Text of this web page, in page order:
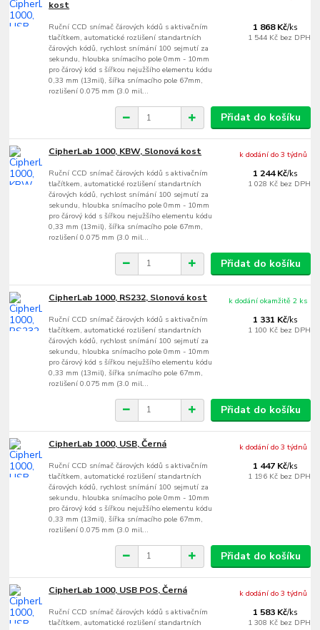
kost
Ruční CCD snímač čárových kódů s aktivačním
tlačítkem, automatické rozlišení standartních
čárových kódů, rychlost snímání 100 sejmutí za
sekundu, hloubka snímacího pole 0mm - 10mm
pro čárový kód s šířkou nejužšího elementu kódu
0,33 mm (13mil), šířka snímacího pole 67mm,
rozlišení 0.075 mm (3.0 mil...
1 868 Kč/ks
1 544 Kč bez DPH
Přidat do košíku
CipherLab 1000, KBW, Slonová kost
Ruční CCD snímač čárových kódů s aktivačním
tlačítkem, automatické rozlišení standartních
čárových kódů, rychlost snímání 100 sejmutí za
sekundu, hloubka snímacího pole 0mm - 10mm
pro čárový kód s šířkou nejužšího elementu kódu
0,33 mm (13mil), šířka snímacího pole 67mm,
rozlišení 0.075 mm (3.0 mil...
1 244 Kč/ks
1 028 Kč bez DPH
k dodání do 3 týdnů
Přidat do košíku
CipherLab 1000, RS232, Slonová kost
Ruční CCD snímač čárových kódů s aktivačním
tlačítkem, automatické rozlišení standartních
čárových kódů, rychlost snímání 100 sejmutí za
sekundu, hloubka snímacího pole 0mm - 10mm
pro čárový kód s šířkou nejužšího elementu kódu
0,33 mm (13mil), šířka snímacího pole 67mm,
rozlišení 0.075 mm (3.0 mil...
1 331 Kč/ks
1 100 Kč bez DPH
k dodání okamžitě 2 ks
Přidat do košíku
CipherLab 1000, USB, Černá
Ruční CCD snímač čárových kódů s aktivačním
tlačítkem, automatické rozlišení standartních
čárových kódů, rychlost snímání 100 sejmutí za
sekundu, hloubka snímacího pole 0mm - 10mm
pro čárový kód s šířkou nejužšího elementu kódu
0,33 mm (13mil), šířka snímacího pole 67mm,
rozlišení 0.075 mm (3.0 mil...
1 447 Kč/ks
1 196 Kč bez DPH
k dodání do 3 týdnů
Přidat do košíku
CipherLab 1000, USB POS, Černá
Ruční CCD snímač čárových kódů s aktivačním
tlačítkem, automatické rozlišení standartních
1 583 Kč/ks
1 308 Kč bez DPH
k dodání do 3 týdnů